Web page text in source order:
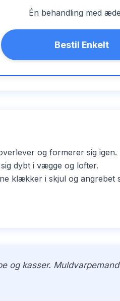
Én behandling med
Bestil Enkelt
og formerer sig igen.
dybt i vægge og lofter.
klækker i skjul og angrebet
kasser.